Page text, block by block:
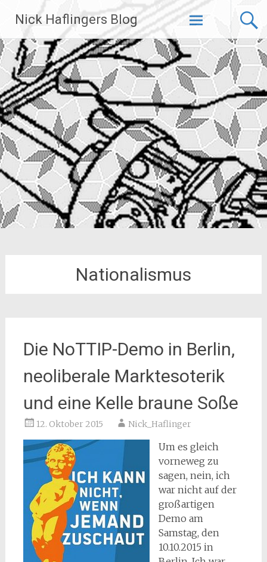
Inhalt
springen
Nick Haflingers Blog
Nationalismus
Die NoTTIP-Demo in Berlin,
neoliberale Marktesoterik
und eine Kelle braune Soße
12. Oktober 2015 Nick_Haflinger
Um es gleich
vorneweg zu
sagen, nein, ich
war nicht auf der
großartigen
Demo am
Samstag, den
10.10.2015 in